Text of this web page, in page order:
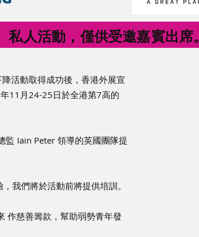
​私人活動，僅供受邀嘉賓出席。
活動取得成功後，香港外展宣
11月24-25日於全港第7高的
監 Iain Peter 領導的英國團隊提
我們將於活動前將提供培訓。
作慈善籌款，幫助弱勢青年發